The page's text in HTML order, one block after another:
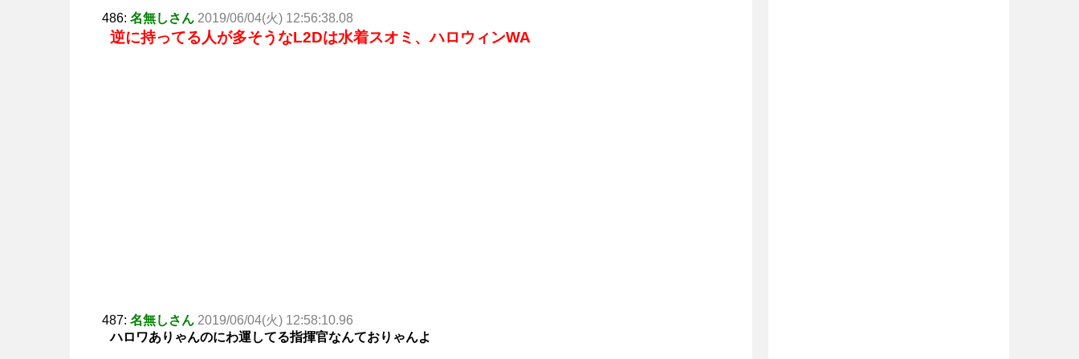
486: 名無しさん 2019/06/04(火) 12:56:38.08
逆に持ってる人が多そうなL2Dは水着スオミ、ハロウィンWA
487: 名無しさん 2019/06/04(火) 12:58:10.96
ハロワありゃんのにわ運してる指揮官なんておりゃんよ